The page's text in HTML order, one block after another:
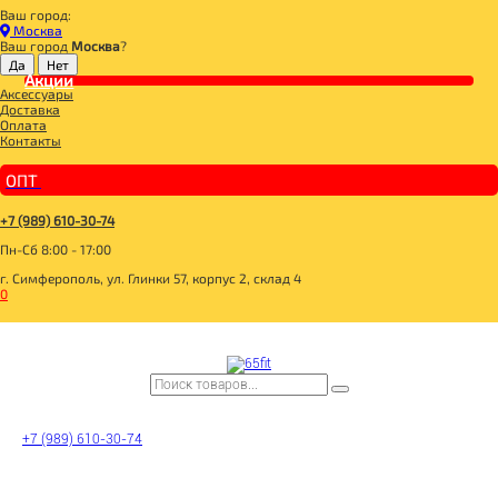
Ваш город:
Москва
Ваш город Москва?
Акции
Аксессуары
Доставка
Оплата
Контакты
ОПТ
+7 (989) 610-30-74
Пн-Сб 8:00 - 17:00
г. Симферополь, ул. Глинки 57, корпус 2, склад 4
0
+7 (989) 610-30-74
Главная
ДЛЯ ЗДОРОВОГО ПИТАНИЯ
БАКАЛЕЯ
КРУПЫ
POLEZZNO Полба крупа цельнозерновая 300г